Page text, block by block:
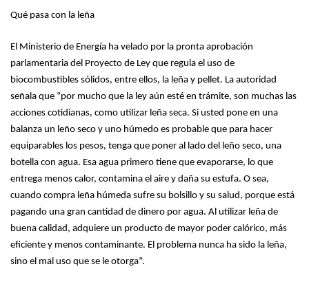
Qué pasa con la leña
El Ministerio de Energía ha velado por la pronta aprobación
parlamentaria del Proyecto de Ley que regula el uso de
biocombustibles sólidos, entre ellos, la leña y pellet. La autoridad
señala que “por mucho que la ley aún esté en trámite, son muchas las
acciones cotidianas, como utilizar leña seca. Si usted pone en una
balanza un leño seco y uno húmedo es probable que para hacer
equiparables los pesos, tenga que poner al lado del leño seco, una
botella con agua. Esa agua primero tiene que evaporarse, lo que
entrega menos calor, contamina el aire y daña su estufa. O sea,
cuando compra leña húmeda sufre su bolsillo y su salud, porque está
pagando una gran cantidad de dinero por agua. Al utilizar leña de
buena calidad, adquiere un producto de mayor poder calórico, más
eficiente y menos contaminante. El problema nunca ha sido la leña,
sino el mal uso que se le otorga”.